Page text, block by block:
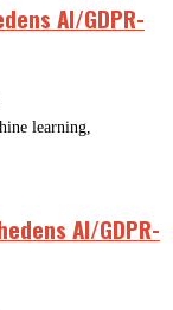
AI/GDPR-
learning,
AI/GDPR-